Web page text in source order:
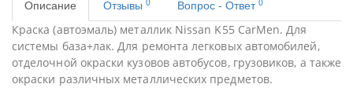
Описание Отзывы Вопрос - Ответ
Краска (автоэмаль) металлик Nissan K55 CarMen. Для
системы база+лак. Для ремонта легковых автомобилей,
отделочной окраски кузовов автобусов, грузовиков, а также
окраски различных металлических предметов.